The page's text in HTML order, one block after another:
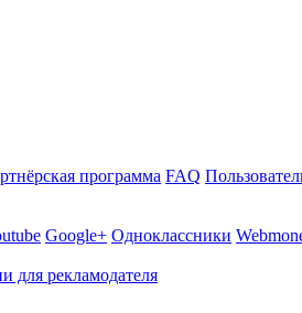
программа FAQ
Google+ Одноклассники
для рекламодателя